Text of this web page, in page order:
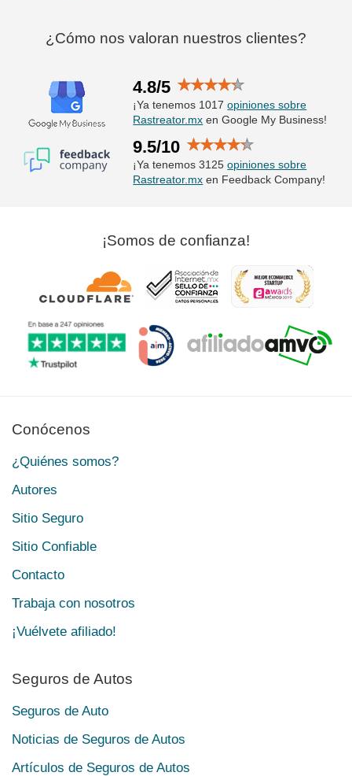
¿Cómo nos valoran nuestros clientes?
4.8/5
¡Ya tenemos 1017opiniones sobre
Rastreator.mx en Google My Business!
9.5/10
¡Ya tenemos 3125opiniones sobre
Rastreator.mx en Feedback Company!
¡Somos de confianza!
Conócenos
¿Quiénes somos?
Autores
Sitio Seguro
Sitio Confiable
Contacto
Trabaja con nosotros
¡Vuélvete afiliado!
Seguros de Autos
Seguros de Auto
Noticias de Seguros de Autos
Artículos de Seguros de Autos